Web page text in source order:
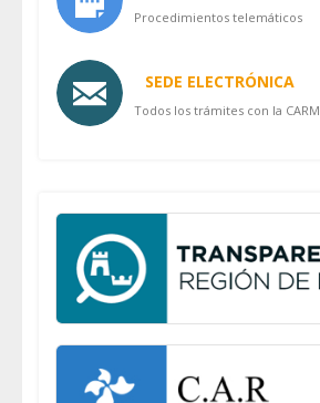
Procedimientos telemáticos
SEDE ELECTRÓNICA
Todos los trámites con la CARM